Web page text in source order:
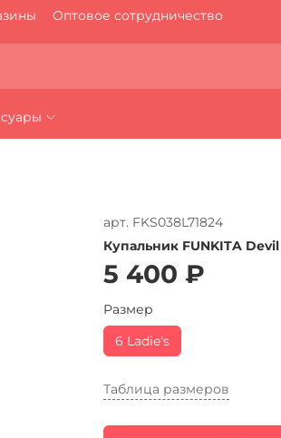
Оптовое сотрудничество
арт. FKS038L71824
Купальник FUNKITA
5 400 ₽
Таблица размеров
Размер
6 Ladie's